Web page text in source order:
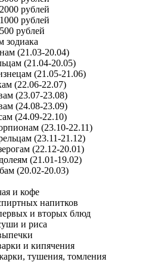
рублей
рублей
рублей
зодиака
(21.03-20.04)
(21.04-20.05)
(21.05-21.06)
(22.06-22.07)
(23.07-23.08)
(24.08-23.09)
(24.09-22.10)
(23.10-22.11)
(23.11-21.12)
(22.12-20.01)
(21.01-19.02)
(20.02-20.03)
и кофе
напитков
и вторых блюд
и риса
и кипячения
тушения, томления